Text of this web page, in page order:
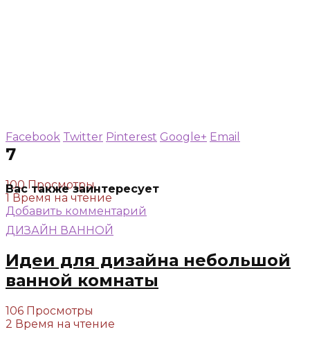
7
100 Просмотры
1 Время на чтение
Добавить комментарий
Facebook Twitter Pinterest Google+ Email
Вас также заинтересует
ДИЗАЙН ВАННОЙ
Идеи для дизайна небольшой
ванной комнаты
106 Просмотры
2 Время на чтение